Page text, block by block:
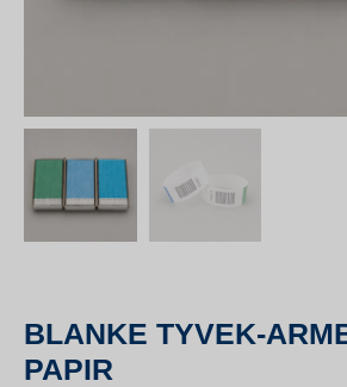
BLANKE TYVEK-
PAPIR